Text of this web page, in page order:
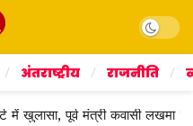
Dark
अंतराष्ट्रीय राजनीति
में खुलासा, पूर्व मंत्री कवासी